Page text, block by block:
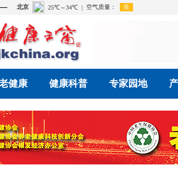
健康 健康科普 专家园地